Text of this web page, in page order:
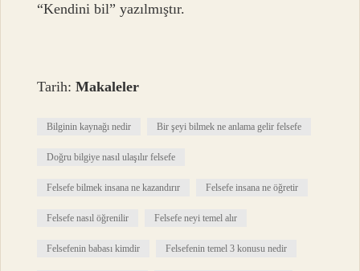
“Kendini bil” yazılmıştır.
Tarih:Makaleler
Bilginin kaynağı nedir Bir şeyi bilmek ne anlama gelir felsefe
Doğru bilgiye nasıl ulaşılır felsefe
Felsefe bilmek insana ne kazandırır Felsefe insana ne öğretir
Felsefe nasıl öğrenilir Felsefe neyi temel alır
Felsefenin babası kimdir Felsefenin temel 3 konusu nedir